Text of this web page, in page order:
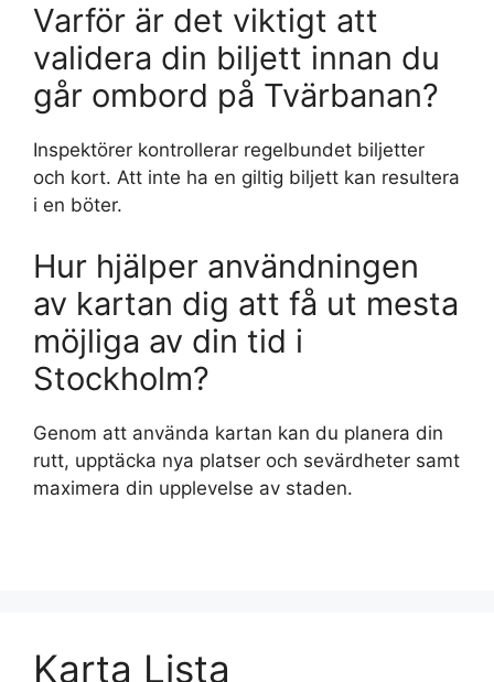
Varför är det viktigt att
validera din biljett innan du
går ombord på Tvärbanan?
Inspektörer kontrollerar regelbundet biljetter
och kort. Att inte ha en giltig biljett kan resultera
i en böter.
Hur hjälper användningen
av kartan dig att få ut mesta
möjliga av din tid i
Stockholm?
Genom att använda kartan kan du planera din
rutt, upptäcka nya platser och sevärdheter samt
maximera din upplevelse av staden.
Karta Lista